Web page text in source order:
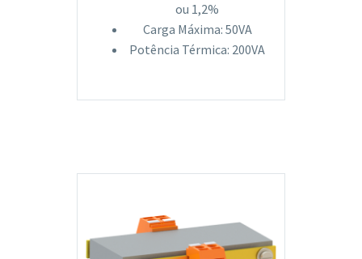
ou 1,2%
Carga Máxima: 50VA
Potência Térmica: 200VA